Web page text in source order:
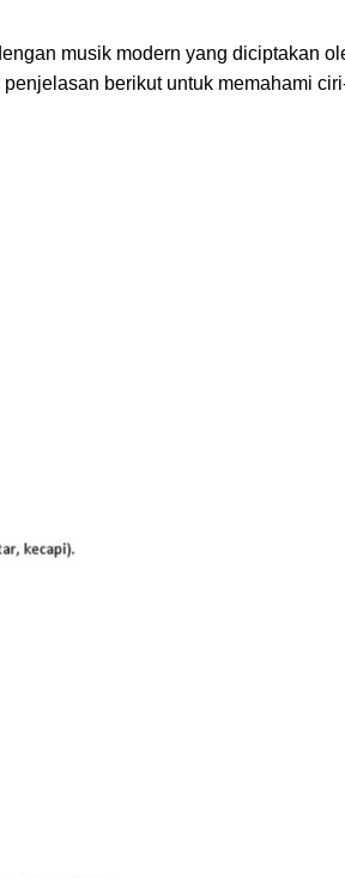
musik modern yang diciptakan
berikut untuk memahami